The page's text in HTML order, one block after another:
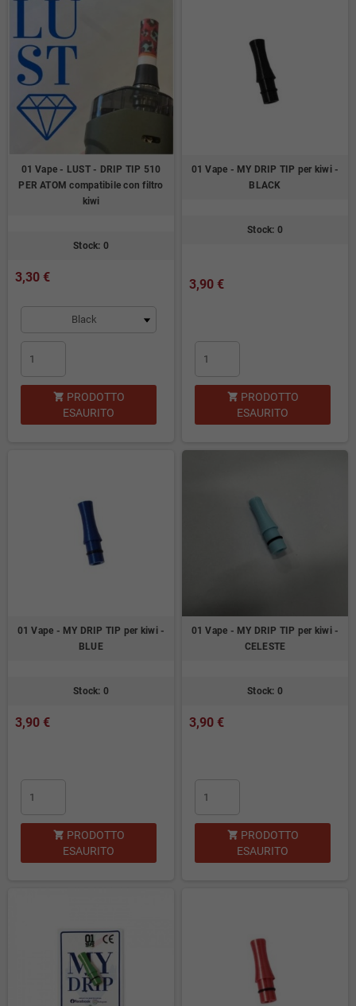
01 Vape - LUST - DRIP TIP 510
PER ATOM compatibile con filtro
kiwi
Stock: 0
3,30 €
 PRODOTTO
ESAURITO
01 Vape - MY DRIP TIP per kiwi -
BLACK
Stock: 0
3,90 €
 PRODOTTO
ESAURITO
01 Vape - MY DRIP TIP per kiwi -
BLUE
Stock: 0
3,90 €
 PRODOTTO
ESAURITO
01 Vape - MY DRIP TIP per kiwi -
CELESTE
Stock: 0
3,90 €
 PRODOTTO
ESAURITO